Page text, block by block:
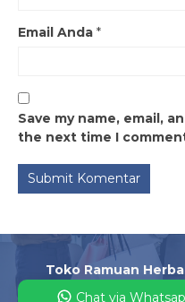
Email Anda *
Save my name, email,
the next time I
Toko Ramuan
Chat via